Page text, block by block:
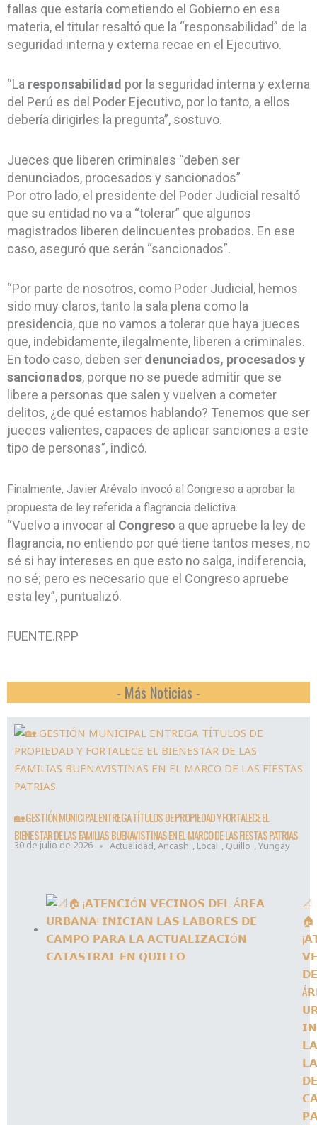
fallas que estaría cometiendo el Gobierno en esa
materia, el titular resaltó que la “responsabilidad” de la
seguridad interna y externa recae en el Ejecutivo.
“La responsabilidad por la seguridad interna y externa
del Perú es del Poder Ejecutivo, por lo tanto, a ellos
debería dirigirles la pregunta”, sostuvo.
Jueces que liberen criminales “deben ser
denunciados, procesados y sancionados”
Por otro lado, el presidente del Poder Judicial resaltó
que su entidad no va a “tolerar” que algunos
magistrados liberen delincuentes probados. En ese
caso, aseguró que serán “sancionados”.
“Por parte de nosotros, como Poder Judicial, hemos
sido muy claros, tanto la sala plena como la
presidencia, que no vamos a tolerar que haya jueces
que, indebidamente, ilegalmente, liberen a criminales.
En todo caso, deben ser denunciados, procesados y
sancionados, porque no se puede admitir que se
libere a personas que salen y vuelven a cometer
delitos, ¿de qué estamos hablando? Tenemos que ser
jueces valientes, capaces de aplicar sanciones a este
tipo de personas”, indicó.
Finalmente, Javier Arévalo invocó al Congreso a aprobar la
propuesta de ley referida a flagrancia delictiva.
“Vuelvo a invocar al Congreso a que apruebe la ley de
flagrancia, no entiendo por qué tiene tantos meses, no
sé si hay intereses en que esto no salga, indiferencia,
no sé; pero es necesario que el Congreso apruebe
esta ley”, puntualizó.
FUENTE.RPP
- Más Noticias -
🏡 GESTIÓN MUNICIPAL ENTREGA TÍTULOS DE PROPIEDAD Y FORTALECE EL
BIENESTAR DE LAS FAMILIAS BUENAVISTINAS EN EL MARCO DE LAS FIESTAS PATRIAS
30 de julio de 2026 Actualidad,Ancash , Local , Quillo ,Yungay
📐
🏠
𝗗𝗘